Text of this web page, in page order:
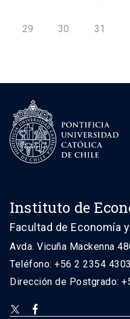
29 30 31
Instituto de
Facultad de Economía
Avda. Vicuña Mackenna
Teléfono: +56 2 2354 4303
Dirección de Postgrado: